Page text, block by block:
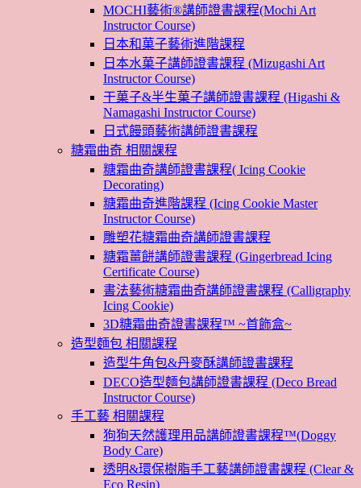
MOCHI藝術®講師證書課程(Mochi Art
Instructor Course)
日本和菓子藝術進階課程
日本水菓子講師證書課程 (Mizugashi Art
Instructor Course)
干菓子&半生菓子講師證書課程 (Higashi &
Namagashi Instructor Course)
日式饅頭藝術講師證書課程
糖霜曲奇 相關課程
糖霜曲奇講師證書課程( Icing Cookie
Decorating)
糖霜曲奇進階課程 (Icing Cookie Master
Instructor Course)
雕塑花糖霜曲奇講師證書課程
糖霜薑餅講師證書課程 (Gingerbread Icing
Certificate Course)
書法藝術糖霜曲奇講師證書課程 (Calligraphy
Icing Cookie)
3D糖霜曲奇證書課程™ ~首飾盒~
造型麵包 相關課程
造型牛角包&丹麥酥講師證書課程
DECO造型麵包講師證書課程 (Deco Bread
Instructor Course)
手工藝 相關課程
狗狗天然護理用品講師證書課程™(Doggy
Body Care)
透明&環保樹脂手工藝講師證書課程 (Clear &
Eco Resin)